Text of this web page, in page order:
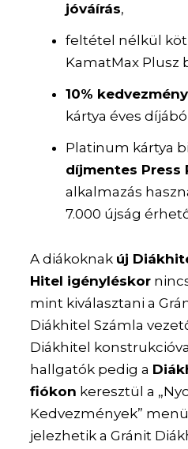
jóváírás,
feltétel nélkül
KamatMax Plusz
10% kedvezmény
kártya éves
Platinum kártya
díjmentes Press
alkalmazás
7.000 újság
A diákoknak új
Hitel igényléskor
mint kiválasztani a
Diákhitel Számla
Diákhitel
hallgatók pedig a
fiókon keresztül a
Kedvezmények”
jelezhetik a Gránit